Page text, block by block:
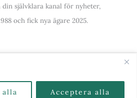
alla Acceptera alla
självklara kanal för nyheter,
och fick nya ägare 2025.
här